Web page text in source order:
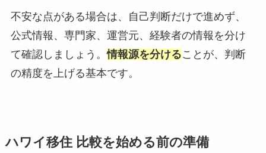
不安な点がある場合は、自己判断だけで進めず、
公式情報、専門家、運営元、経験者の情報を分け
て確認しましょう。情報源を分けることが、判断
の精度を上げる基本です。
ハワイ移住 比較を始める前の準備